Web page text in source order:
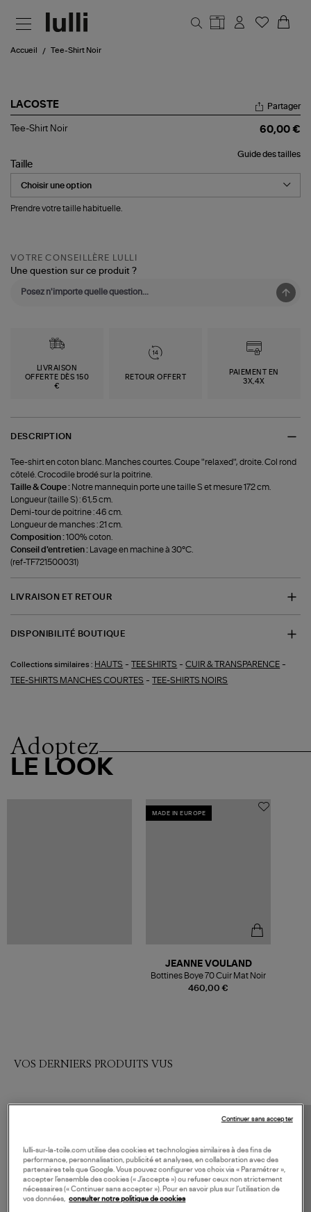
Accueil Tee-Shirt Noir
LACOSTE
Tee-
Partager
Tee-Shirt Noir 60,00 €
Guide des tailles
Taille
Prendre votre taille habituelle.
VOTRE CONSEILLÈRE LULLI
Une question sur ce produit ?
LIVRAISON
OFFERTE DÈS 150
€
RETOUR OFFERT
PAIEMENT EN
3X,4X
DESCRIPTION
Tee-shirt en coton blanc. Manches courtes. Coupe "relaxed", droite. Col rond
côtelé. Crocodile brodé sur la poitrine.
Taille & Coupe : Notre mannequin porte une taille S et mesure 172 cm.
Longueur (taille S) : 61,5 cm.
Demi-tour de poitrine : 46 cm.
Longueur de manches : 21 cm.
Composition :100% coton.
Conseil d'entretien :
Lavage en machine à 30°C.
(ref-TF721500031)
LIVRAISON ET RETOUR
DISPONIBILITÉ BOUTIQUE
Collections similaires : HAUTS -TEE SHIRTS -CUIR & TRANSPARENCE -
TEE-SHIRTS MANCHES COURTES -TEE-SHIRTS NOIRS
Adoptez
LE LOOK
MADE IN EUROPE
460,00 €
JEANNE VOULAND
Bottines Boye 70 Cuir Mat Noir
VOS DERNIERS PRODUITS VUS
lulli-sur-la-toile.com utilise des cookies et technologies similaires à des fins de
performance, personnalisation, publicité et analyses, en collaboration avec des
partenaires tels que Google. Vous pouvez configurer vos choix via « Paramétrer »,
accepter l’ensemble des cookies (« J’accepte ») ou refuser ceux non strictement
nécessaires (« Continuer sans accepter »). Pour en savoir plus sur l’utilisation de
vos données, consulter notre politique de cookies
Continuer sans accepter